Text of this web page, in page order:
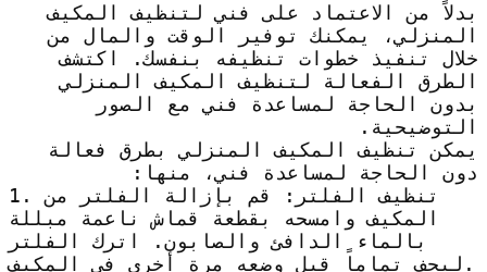
بدلاً من الاعتماد على فني لتنظيف المكيف
المنزلي، يمكنك توفير الوقت والمال من
خلال تنفيذ خطوات تنظيفه بنفسك. اكتشف
الطرق الفعالة لتنظيف المكيف المنزلي
بدون الحاجة لمساعدة فني مع الصور
التوضيحية.
يمكن تنظيف المكيف المنزلي بطرق فعالة
دون الحاجة لمساعدة فني، منها:
1. تنظيف الفلتر: قم بإزالة الفلتر من
المكيف وامسحه بقطعة قماش ناعمة مبللة
بالماء الدافئ والصابون. اترك الفلتر
ليجف تماماً قبل وضعه مرة أخرى في المكيف.